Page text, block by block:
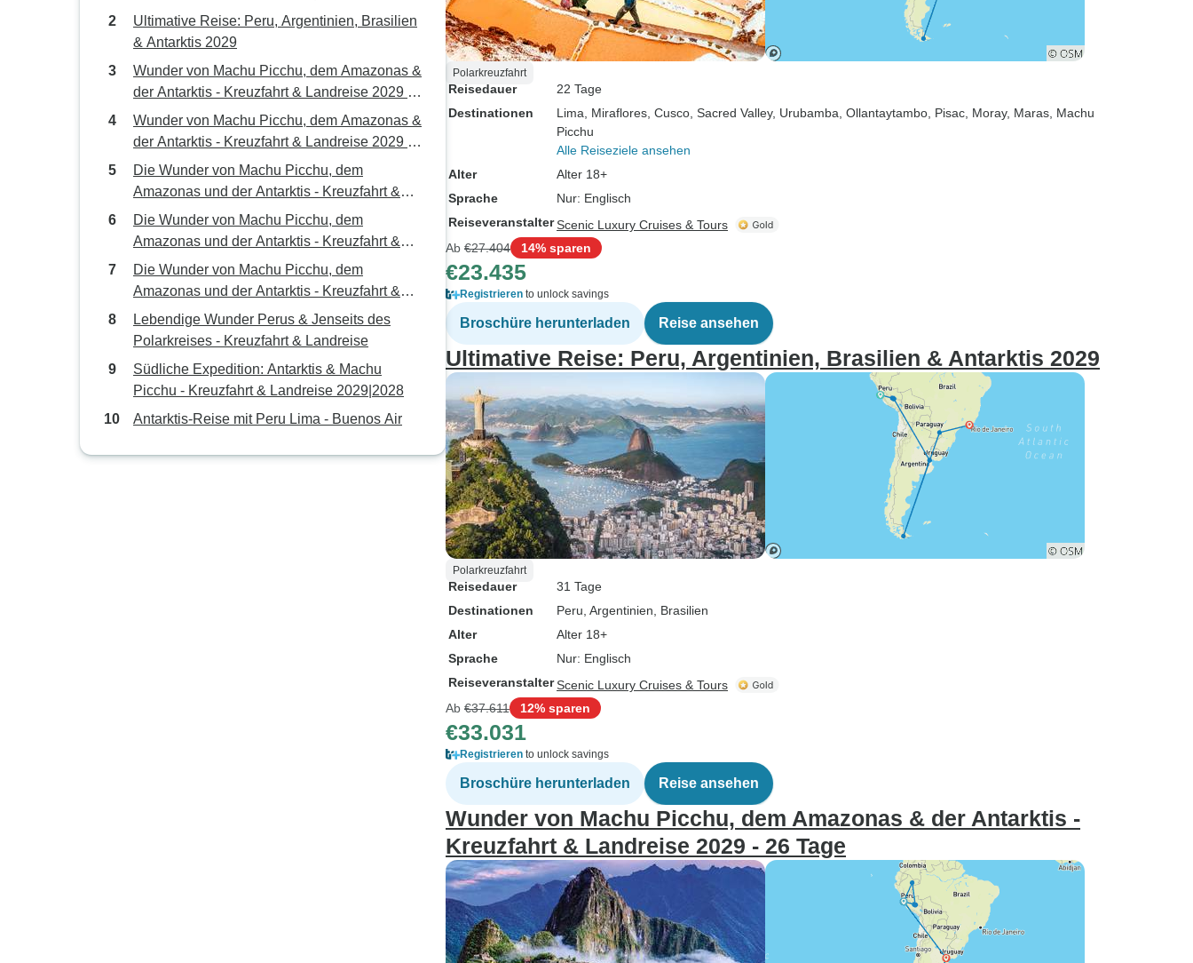
Ultimative Reise: Peru, Argentinien, Brasilien
& Antarktis 2029
Wunder von Machu Picchu, dem Amazonas &
der Antarktis - Kreuzfahrt & Landreise 2029 -
26 Tage
Wunder von Machu Picchu, dem Amazonas &
der Antarktis - Kreuzfahrt & Landreise 2029 -
28 Tage
Die Wunder von Machu Picchu, dem
Amazonas und der Antarktis - Kreuzfahrt &
Landreise 2028 - 29 Tage
Die Wunder von Machu Picchu, dem
Amazonas und der Antarktis - Kreuzfahrt &
Landreise 2028 - 27 Tage
Die Wunder von Machu Picchu, dem
Amazonas und der Antarktis - Kreuzfahrt &
Landreise 2028 - 26 Tage
Lebendige Wunder Perus & Jenseits des
Polarkreises - Kreuzfahrt & Landreise
Südliche Expedition: Antarktis & Machu
Picchu - Kreuzfahrt & Landreise 2029|2028
Antarktis-Reise mit Peru Lima - Buenos Air
Polarkreuzfahrt
Reisedauer
22 Tage
Destinationen
Lima , Miraflores , Cusco , Sacred Valley, Urubamba , Ollantaytambo , Pisac , Moray, Maras , Machu
Picchu
Alle Reiseziele ansehen
Alter
Alter 18+
Sprache
Nur: Englisch
ReiseveranstalterScenic Luxury Cruises & Tours
Ab €27.404 14% sparen
€23.435
Registrieren to unlock savings
Broschüre herunterladen Reise ansehen
Ultimative Reise: Peru, Argentinien, Brasilien & Antarktis 2029
Polarkreuzfahrt
Reisedauer
31 Tage
Destinationen
Peru , Argentinien , Brasilien
Alter
Alter 18+
Sprache
Nur: Englisch
ReiseveranstalterScenic Luxury Cruises & Tours
Ab €37.611 12% sparen
€33.031
Registrieren to unlock savings
Broschüre herunterladen Reise ansehen
Wunder von Machu Picchu, dem Amazonas & der Antarktis -
Kreuzfahrt & Landreise 2029 - 26 Tage